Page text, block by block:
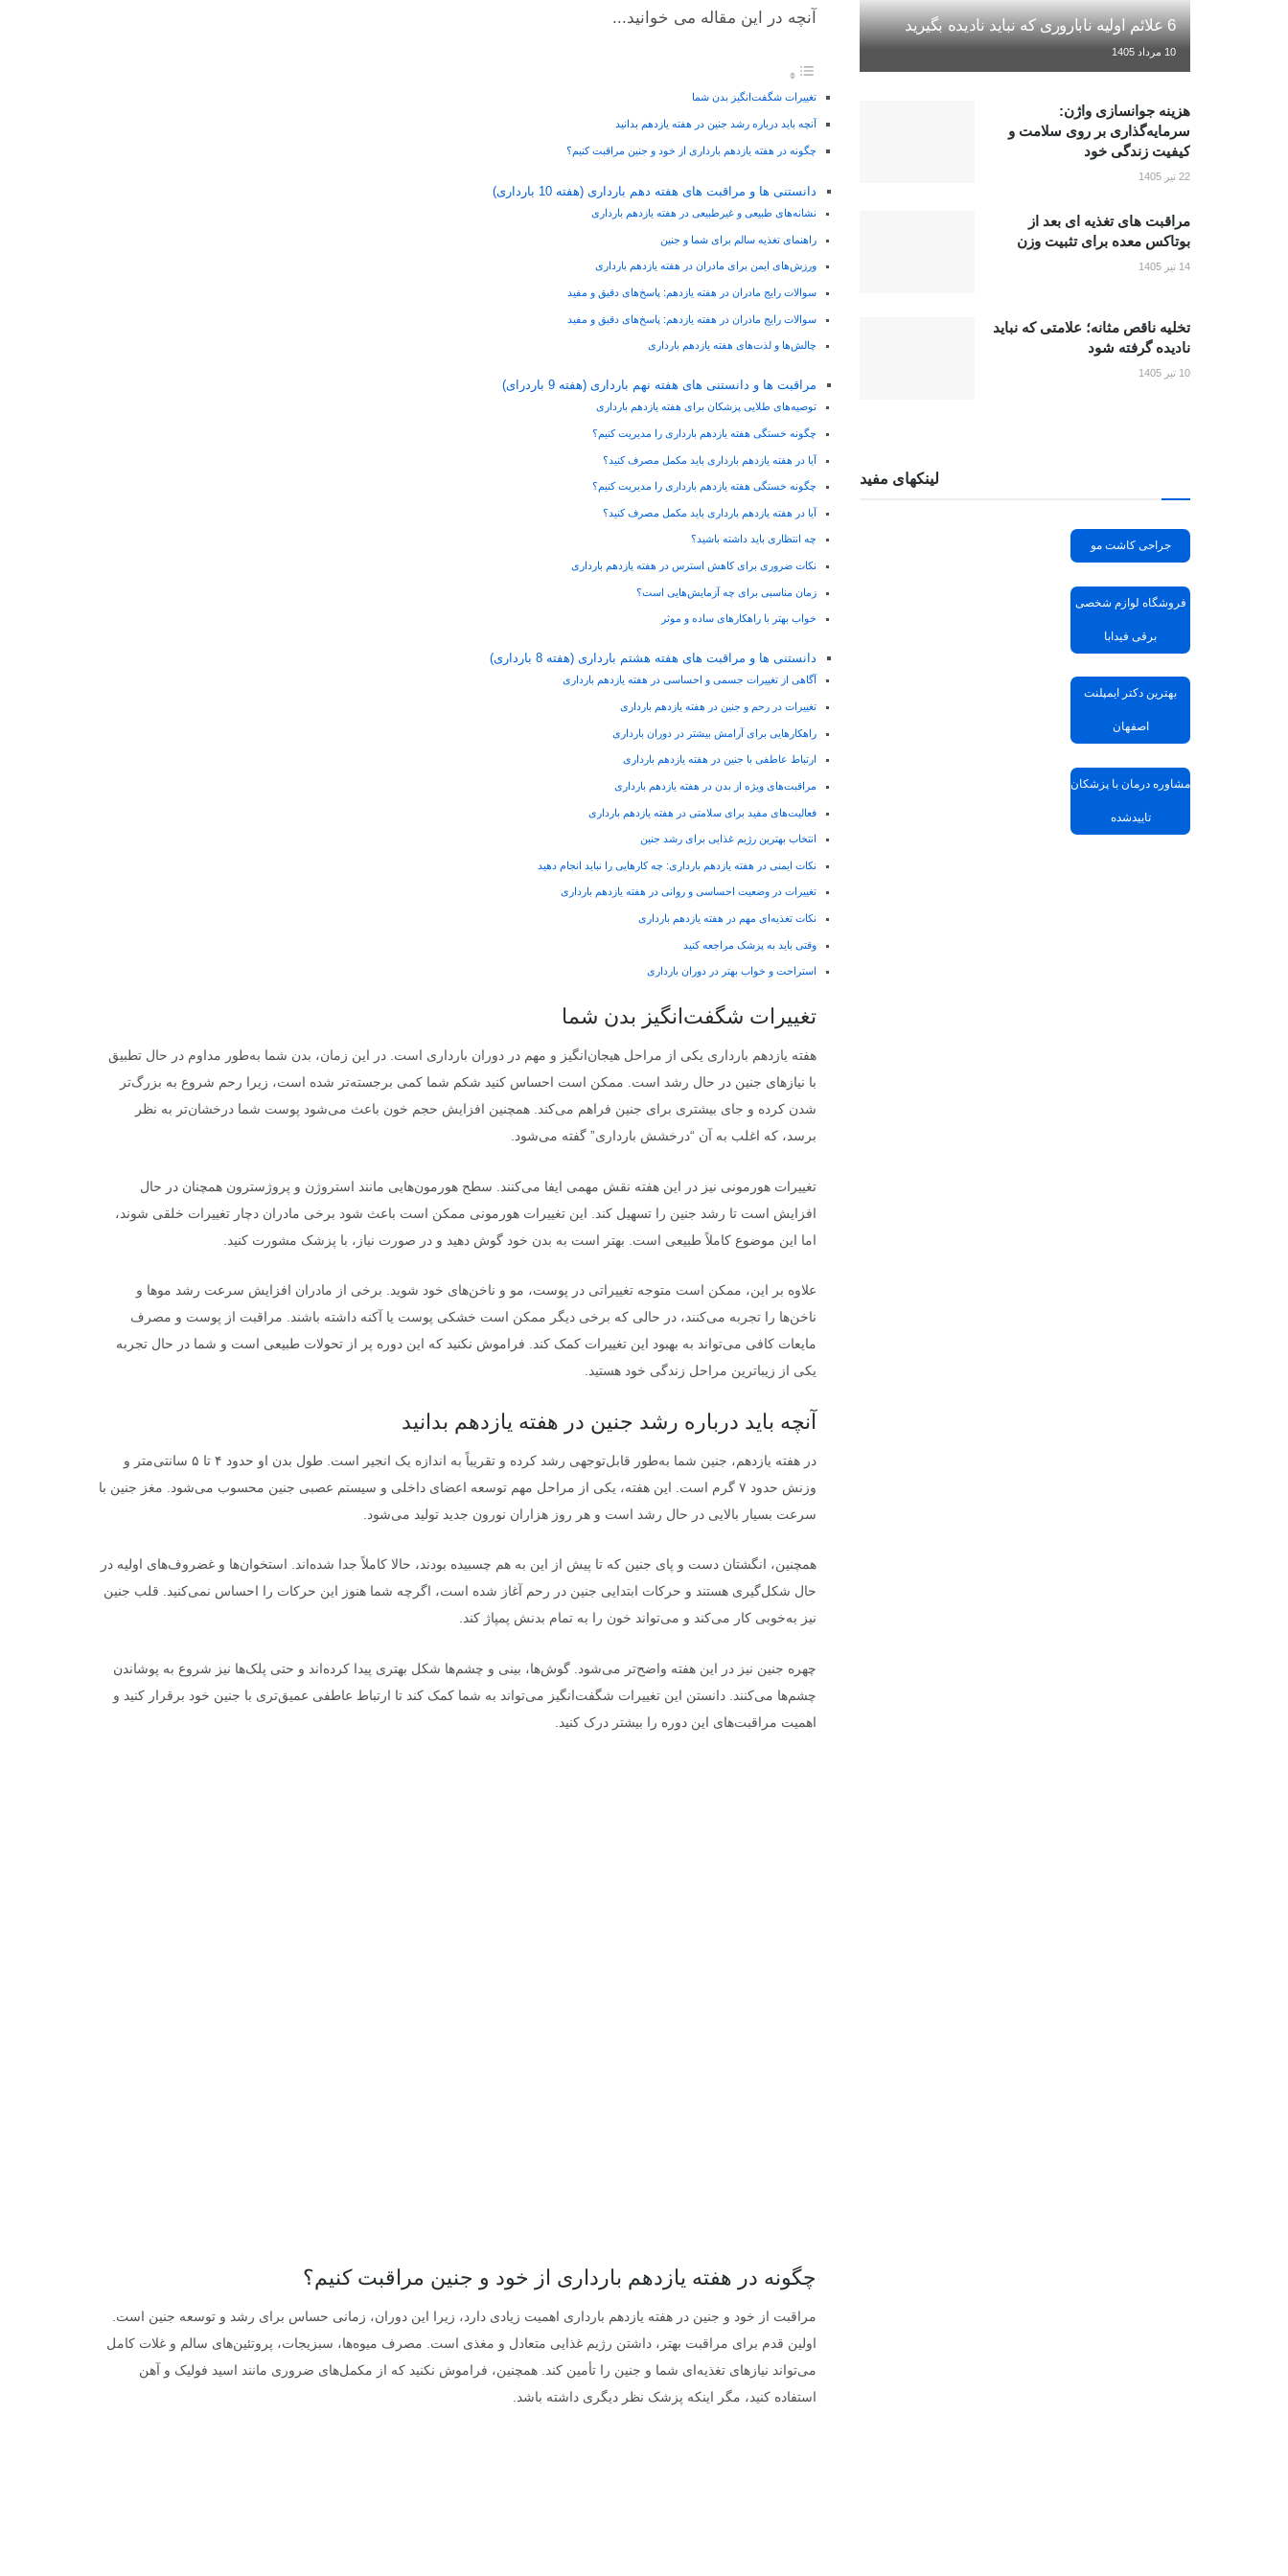
آنچه در این مقاله می خوانید...
تغییرات شگفت‌انگیز بدن شما
آنچه باید درباره رشد جنین در هفته یازدهم بدانید
چگونه در هفته یازدهم بارداری از خود و جنین مراقبت کنیم؟
دانستنی ها و مراقبت های هفته دهم بارداری (هفته 10 بارداری)
نشانه‌های طبیعی و غیرطبیعی در هفته یازدهم بارداری
راهنمای تغذیه سالم برای شما و جنین
ورزش‌های ایمن برای مادران در هفته یازدهم بارداری
سوالات رایج مادران در هفته یازدهم: پاسخ‌های دقیق و مفید
سوالات رایج مادران در هفته یازدهم: پاسخ‌های دقیق و مفید
چالش‌ها و لذت‌های هفته یازدهم بارداری
مراقبت ها و دانستنی های هفته نهم بارداری (هفته 9 باردرای)
توصیه‌های طلایی پزشکان برای هفته یازدهم بارداری
چگونه خستگی هفته یازدهم بارداری را مدیریت کنیم؟
آیا در هفته یازدهم بارداری باید مکمل مصرف کنید؟
چگونه خستگی هفته یازدهم بارداری را مدیریت کنیم؟
آیا در هفته یازدهم بارداری باید مکمل مصرف کنید؟
چه انتظاری باید داشته باشید؟
نکات ضروری برای کاهش استرس در هفته یازدهم بارداری
زمان مناسبی برای چه آزمایش‌هایی است؟
خواب بهتر با راهکارهای ساده و موثر
دانستنی ها و مراقبت های هفته هشتم بارداری (هفته 8 بارداری)
آگاهی از تغییرات جسمی و احساسی در هفته یازدهم بارداری
تغییرات در رحم و جنین در هفته یازدهم بارداری
راهکارهایی برای آرامش بیشتر در دوران بارداری
ارتباط عاطفی با جنین در هفته یازدهم بارداری
مراقبت‌های ویژه از بدن در هفته یازدهم بارداری
فعالیت‌های مفید برای سلامتی در هفته یازدهم بارداری
انتخاب بهترین رژیم غذایی برای رشد جنین
نکات ایمنی در هفته یازدهم بارداری: چه کارهایی را نباید انجام دهید
تغییرات در وضعیت احساسی و روانی در هفته یازدهم بارداری
نکات تغذیه‌ای مهم در هفته یازدهم بارداری
وقتی باید به پزشک مراجعه کنید
استراحت و خواب بهتر در دوران بارداری
تغییرات شگفت‌انگیز بدن شما
هفته یازدهم بارداری یکی از مراحل هیجان‌انگیز و مهم در دوران بارداری است. در این زمان، بدن شما به‌طور مداوم در حال تطبیق
با نیازهای جنین در حال رشد است. ممکن است احساس کنید شکم شما کمی برجسته‌تر شده است، زیرا رحم شروع به بزرگ‌تر
شدن کرده و جای بیشتری برای جنین فراهم می‌کند. همچنین افزایش حجم خون باعث می‌شود پوست شما درخشان‌تر به نظر
برسد، که اغلب به آن “درخشش بارداری” گفته می‌شود.
تغییرات هورمونی نیز در این هفته نقش مهمی ایفا می‌کنند. سطح هورمون‌هایی مانند استروژن و پروژسترون همچنان در حال
افزایش است تا رشد جنین را تسهیل کند. این تغییرات هورمونی ممکن است باعث شود برخی مادران دچار تغییرات خلقی شوند،
اما این موضوع کاملاً طبیعی است. بهتر است به بدن خود گوش دهید و در صورت نیاز، با پزشک مشورت کنید.
علاوه بر این، ممکن است متوجه تغییراتی در پوست، مو و ناخن‌های خود شوید. برخی از مادران افزایش سرعت رشد موها و
ناخن‌ها را تجربه می‌کنند، در حالی که برخی دیگر ممکن است خشکی پوست یا آکنه داشته باشند. مراقبت از پوست و مصرف
مایعات کافی می‌تواند به بهبود این تغییرات کمک کند. فراموش نکنید که این دوره پر از تحولات طبیعی است و شما در حال تجربه
یکی از زیباترین مراحل زندگی خود هستید.
آنچه باید درباره رشد جنین در هفته یازدهم بدانید
در هفته یازدهم، جنین شما به‌طور قابل‌توجهی رشد کرده و تقریباً به اندازه یک انجیر است. طول بدن او حدود ۴ تا ۵ سانتی‌متر و
وزنش حدود ۷ گرم است. این هفته، یکی از مراحل مهم توسعه اعضای داخلی و سیستم عصبی جنین محسوب می‌شود. مغز جنین با
سرعت بسیار بالایی در حال رشد است و هر روز هزاران نورون جدید تولید می‌شود.
همچنین، انگشتان دست و پای جنین که تا پیش از این به هم چسبیده بودند، حالا کاملاً جدا شده‌اند. استخوان‌ها و غضروف‌های اولیه در
حال شکل‌گیری هستند و حرکات ابتدایی جنین در رحم آغاز شده است، اگرچه شما هنوز این حرکات را احساس نمی‌کنید. قلب جنین
نیز به‌خوبی کار می‌کند و می‌تواند خون را به تمام بدنش پمپاژ کند.
چهره جنین نیز در این هفته واضح‌تر می‌شود. گوش‌ها، بینی و چشم‌ها شکل بهتری پیدا کرده‌اند و حتی پلک‌ها نیز شروع به پوشاندن
چشم‌ها می‌کنند. دانستن این تغییرات شگفت‌انگیز می‌تواند به شما کمک کند تا ارتباط عاطفی عمیق‌تری با جنین خود برقرار کنید و
اهمیت مراقبت‌های این دوره را بیشتر درک کنید.
چگونه در هفته یازدهم بارداری از خود و جنین مراقبت کنیم؟
مراقبت از خود و جنین در هفته یازدهم بارداری اهمیت زیادی دارد، زیرا این دوران، زمانی حساس برای رشد و توسعه جنین است.
اولین قدم برای مراقبت بهتر، داشتن رژیم غذایی متعادل و مغذی است. مصرف میوه‌ها، سبزیجات، پروتئین‌های سالم و غلات کامل
می‌تواند نیازهای تغذیه‌ای شما و جنین را تأمین کند. همچنین، فراموش نکنید که از مکمل‌های ضروری مانند اسید فولیک و آهن
استفاده کنید، مگر اینکه پزشک نظر دیگری داشته باشد.
6 علائم اولیه ناباروری که نباید نادیده بگیرید
10 مرداد 1405
هزینه جوانسازی واژن:
سرمایه‌گذاری بر روی سلامت و
کیفیت زندگی خود
22 تیر 1405
مراقبت های تغذیه ای بعد از
بوتاکس معده برای تثبیت وزن
14 تیر 1405
تخلیه ناقص مثانه؛ علامتی که نباید
نادیده گرفته شود
10 تیر 1405
لینکهای مفید
جراحی کاشت مو
فروشگاه لوازم شخصی
برقی فیدابا
بهترین دکتر ایمپلنت
اصفهان
مشاوره درمان با پزشکان
تاییدشده